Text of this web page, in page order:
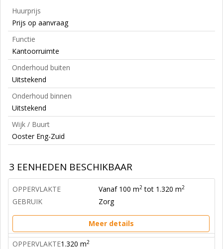
Huurprijs
Prijs op aanvraag
Functie
Kantoorruimte
Onderhoud buiten
Uitstekend
Onderhoud binnen
Uitstekend
Wijk / Buurt
Ooster Eng-Zuid
3 EENHEDEN BESCHIKBAAR
OPPERVLAKTE Vanaf 100 m2 tot 1.320 m2
GEBRUIK Zorg
Meer details
OPPERVLAKTE1.320 m2